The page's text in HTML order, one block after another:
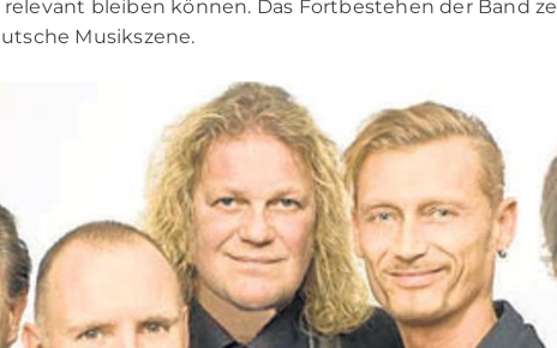
bleiben können. Das Fortbestehen der Band
Musikszene.